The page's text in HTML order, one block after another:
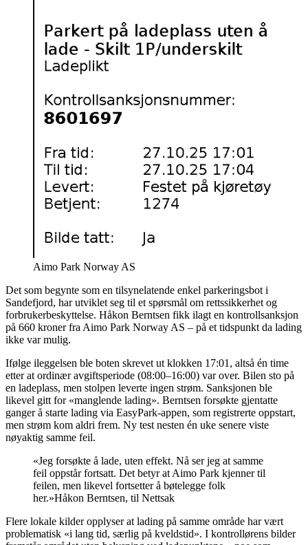
Aimo Park Norway AS
Det som begynte som en tilsynelatende enkel parkeringsbot i
Sandefjord, har utviklet seg til et spørsmål om rettssikkerhet og
forbrukerbeskyttelse. Håkon Berntsen fikk ilagt en kontrollsanksjon
på 660 kroner fra Aimo Park Norway AS – på et tidspunkt da lading
ikke var mulig.
Ifølge ileggelsen ble boten skrevet ut klokken 17:01, altså én time
etter at ordinær avgiftsperiode (08:00–16:00) var over. Bilen sto på
en ladeplass, men stolpen leverte ingen strøm. Sanksjonen ble
likevel gitt for «manglende lading». Berntsen forsøkte gjentatte
ganger å starte lading via EasyPark-appen, som registrerte oppstart,
men strøm kom aldri frem. Ny test nesten én uke senere viste
nøyaktig samme feil.
«Jeg forsøkte å lade, uten effekt. Nå ser jeg at samme
feil oppstår fortsatt. Det betyr at Aimo Park kjenner til
feilen, men likevel fortsetter å bøtelegge folk
her.»Håkon Berntsen, til Nettsak
Flere lokale kilder opplyser at lading på samme område har vært
problematisk «i lang tid, særlig på kveldstid». I kontrollørens bilder